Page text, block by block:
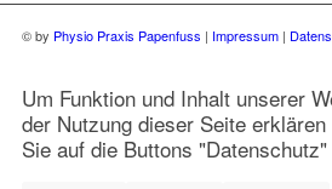
© by Physio Praxis Papenfuss | Impressum |
Um Funktion und Inhalt unserer
der Nutzung dieser Seite
Sie auf die Buttons